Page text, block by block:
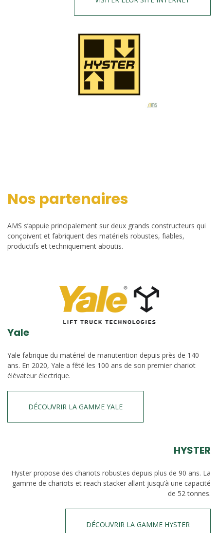
Nos partenaires
AMS s’appuie principalement sur deux grands constructeurs qui
conçoivent et fabriquent des matériels robustes, fiables,
productifs et techniquement aboutis.
Yale
Yale fabrique du matériel de manutention depuis près de 140
ans. En 2020, Yale a fêté les 100 ans de son premier chariot
élévateur électrique.
DÉCOUVRIR LA GAMME YALE
HYSTER
Hyster propose des chariots robustes depuis plus de 90 ans. La
gamme de chariots et reach stacker allant jusqu’à une capacité
de 52 tonnes.
DÉCOUVRIR LA GAMME HYSTER